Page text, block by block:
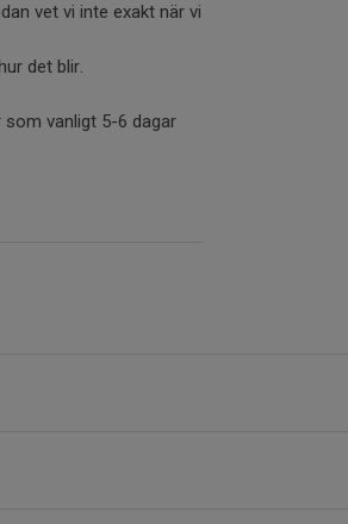
vet vi inte exakt när vi
det blir.
som vanligt 5-6 dagar